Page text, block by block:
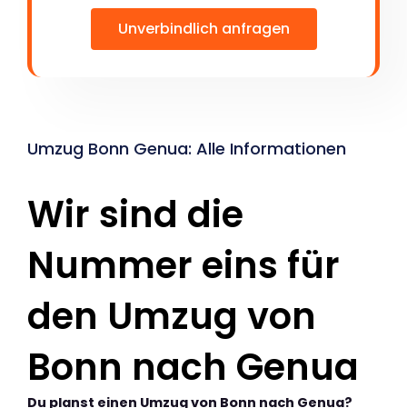
Unverbindlich anfragen
Umzug Bonn Genua: Alle Informationen
Wir sind die
Nummer eins für
den Umzug von
Bonn nach Genua
Du planst einen Umzug von Bonn nach Genua?